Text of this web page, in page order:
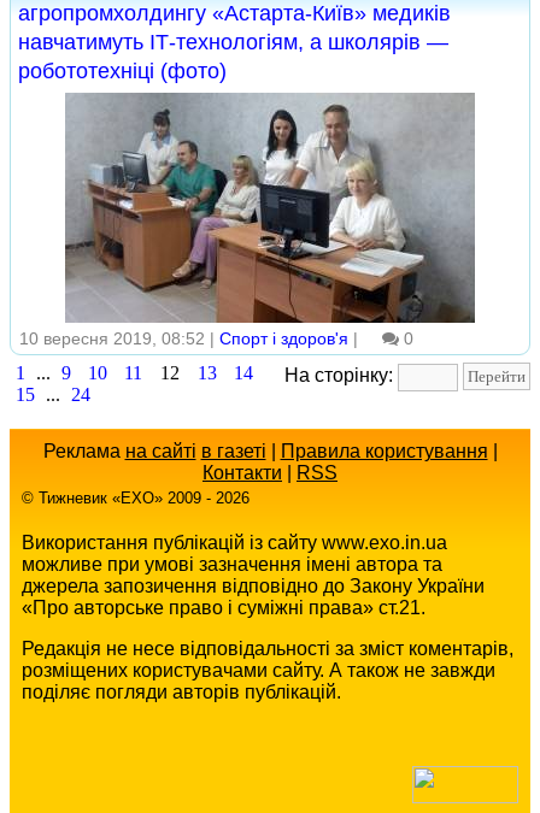
агропромхолдингу «Астарта-Київ» медиків
навчатимуть ІТ-технологіям, а школярів —
робототехніці (фото)
10 вересня 2019, 08:52 | Спорт і здоров'я | 0
На сторінку:
1 ... 9 10 11 12 13
14
15 ... 24
Реклама на сайті в газеті Правила користування
Контакти
RSS
© Тижневик «EХO» 2009 - 2026
Використання публікацій із сайту www.exo.in.ua
можливе при умові зазначення імені автора та
джерела запозичення відповідно до Закону України
«Про авторське право і суміжні права» ст.21.
Редакція не несе відповідальності за зміст коментарів,
розміщених користувачами сайту. А також не завжди
поділяє погляди авторів публікацій.